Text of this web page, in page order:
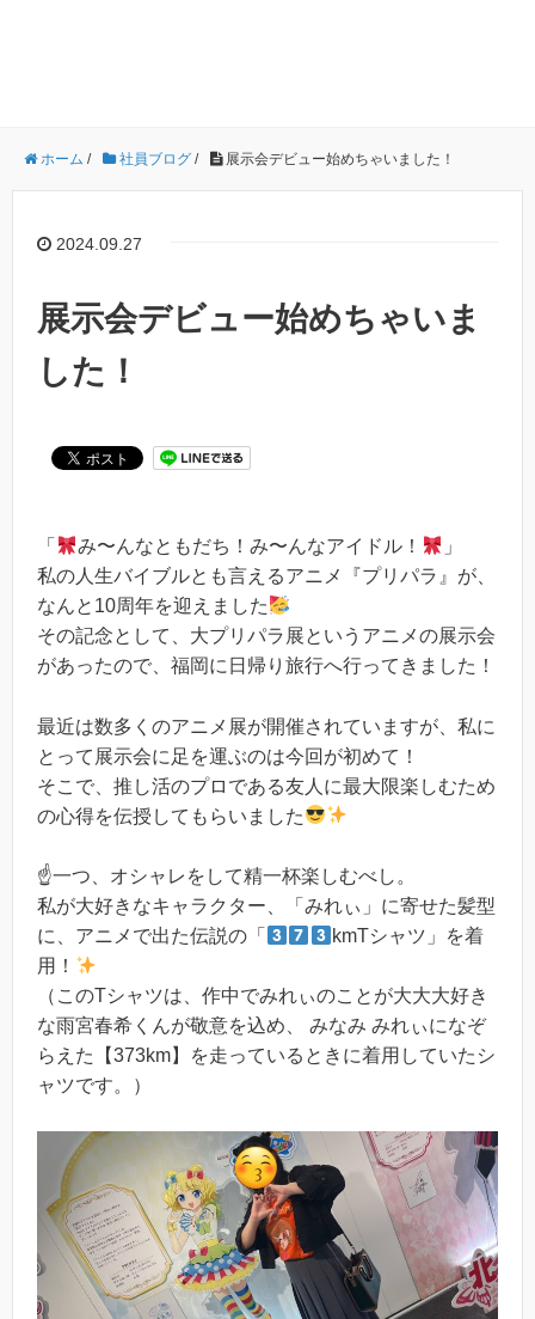
ホーム / 社員ブログ / 展示会デビュー始めちゃいました！
2024.09.27
展示会デビュー始めちゃいま
した！
「 み〜んなともだち！み〜んなアイドル！
」
私の人生バイブルとも言えるアニメ『プリパラ』が、
なんと10周年を迎えました
その記念として、大プリパラ展というアニメの展示会
があったので、福岡に日帰り旅行へ行ってきました！
最近は数多くのアニメ展が開催されていますが、私に
とって展示会に足を運ぶのは今回が初めて！
そこで、推し活のプロである友人に最大限楽しむため
の心得を伝授してもらいました
☝️一つ、オシャレをして精一杯楽しむべし。
私が大好きなキャラクター、「みれぃ」に寄せた髪型
に、アニメで出た伝説の「
kmTシャツ」を着
用！
（このTシャツは、作中でみれぃのことが大大大好き
な雨宮春希くんが敬意を込め、 みなみ みれぃになぞ
らえた【373km】を走っているときに着用していたシ
ャツです。）